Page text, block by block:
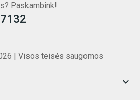
Paskambink!
| Visos teisės saugomos
